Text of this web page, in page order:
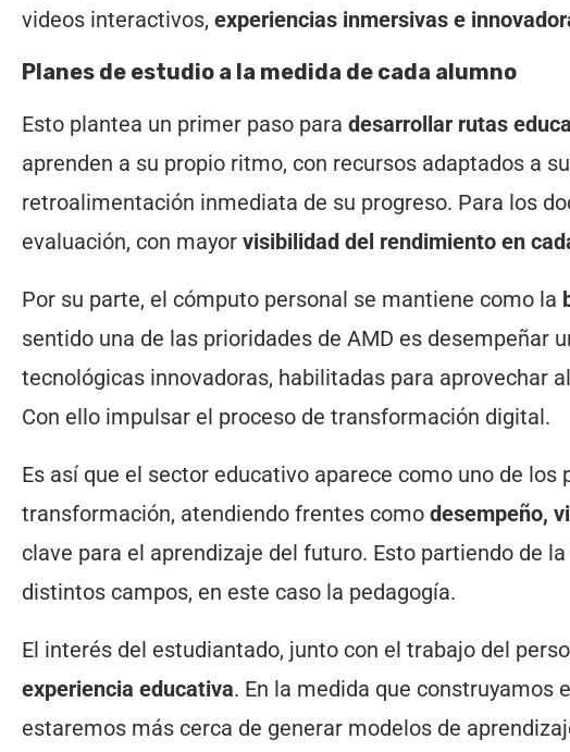
videos interactivos, experiencias inmersivas e
Planes de estudio a la medida de cada alumno
Esto plantea un primer paso para desarrollar rutas
aprenden a su propio ritmo, con recursos adaptados a
retroalimentación inmediata de su progreso. Para los
evaluación, con mayor visibilidad del rendimiento en
Por su parte, el cómputo personal se mantiene como la
sentido una de las prioridades de AMD es desempeñar
tecnológicas innovadoras, habilitadas para aprovechar
Con ello impulsar el proceso de transformación digital.
Es así que el sector educativo aparece como uno de
transformación, atendiendo frentes como desempeño,
clave para el aprendizaje del futuro. Esto partiendo de
distintos campos, en este caso la pedagogía.
El interés del estudiantado, junto con el trabajo del
experiencia educativa. En la medida que construyamos
estaremos más cerca de generar modelos de